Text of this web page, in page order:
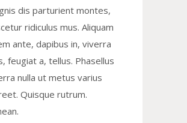
dis parturient montes,
ridiculus mus. Aliquam
ante, dapibus in, viverra
feugiat a, tellus. Phasellus
nulla ut metus varius
Quisque rutrum.